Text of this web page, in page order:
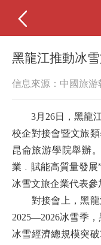
黑龍江推動冰
信息來源：中國旅游
3月26日，黑龍江
校企對接會暨文旅
昆侖旅游學院舉辦
業﹒賦能高質量發展
冰雪文旅企業代表參
對接會上，黑龍
2025—2026冰雪季，
冰雪經濟總規模突